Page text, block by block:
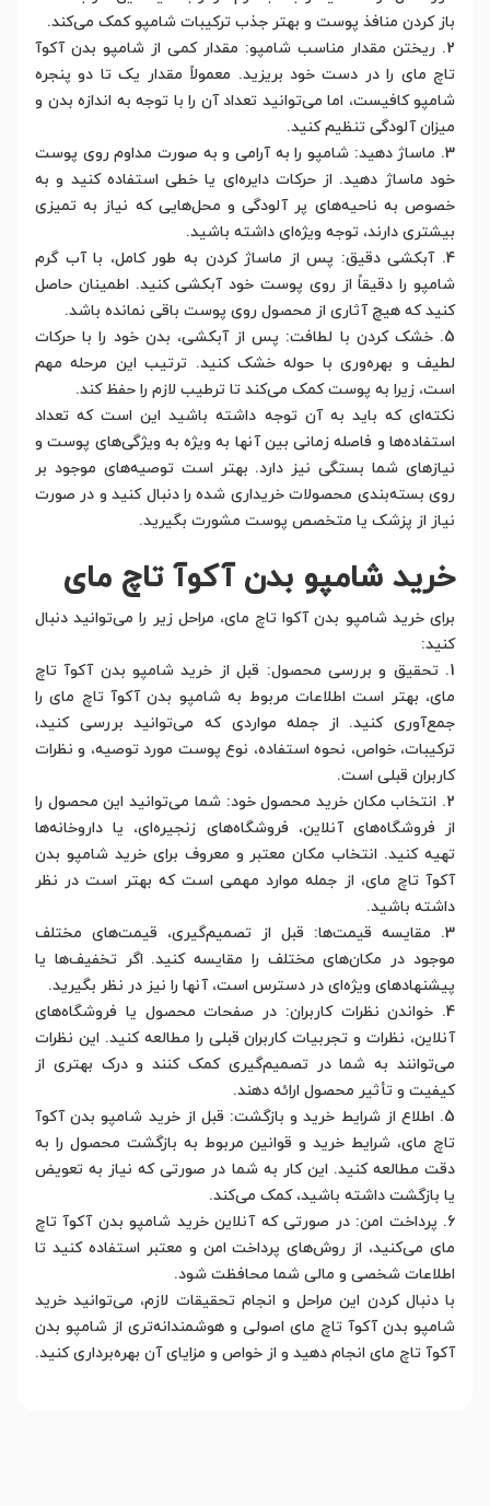
باز کردن منافذ پوست و بهتر جذب ترکیبات شامپو کمک می‌کند.
2. ریختن مقدار مناسب شامپو: مقدار کمی از شامپو بدن آکوآ
تاچ مای را در دست خود بریزید. معمولاً مقدار یک تا دو پنجره
شامپو کافیست، اما می‌توانید تعداد آن را با توجه به اندازه بدن و
میزان آلودگی تنظیم کنید.
3. ماساژ دهید: شامپو را به آرامی و به صورت مداوم روی پوست
خود ماساژ دهید. از حرکات دایره‌ای یا خطی استفاده کنید و به
خصوص به ناحیه‌های پر آلودگی و محل‌هایی که نیاز به تمیزی
بیشتری دارند، توجه ویژه‌ای داشته باشید.
4. آبکشی دقیق: پس از ماساژ کردن به طور کامل، با آب گرم
شامپو را دقیقاً از روی پوست خود آبکشی کنید. اطمینان حاصل
کنید که هیچ آثاری از محصول روی پوست باقی نمانده باشد.
5. خشک کردن با لطافت: پس از آبکشی، بدن خود را با حرکات
لطیف و بهره‌وری با حوله خشک کنید. ترتیب این مرحله مهم
است، زیرا به پوست کمک می‌کند تا ترطیب لازم را حفظ کند.
نکته‌ای که باید به آن توجه داشته باشید این است که تعداد
استفاده‌ها و فاصله زمانی بین آنها به ویژه به ویژگی‌های پوست و
نیازهای شما بستگی نیز دارد. بهتر است توصیه‌های موجود بر
روی بسته‌بندی محصولات خریداری شده را دنبال کنید و در صورت
نیاز از پزشک یا متخصص پوست مشورت بگیرید.
خرید شامپو بدن آکوآ تاچ مای
برای خرید شامپو بدن آکوا تاچ مای، مراحل زیر را می‌توانید دنبال
کنید:
1. تحقیق و بررسی محصول: قبل از خرید شامپو بدن آکوآ تاچ
مای، بهتر است اطلاعات مربوط به شامپو بدن آکوآ تاچ مای را
جمع‌آوری کنید. از جمله مواردی که می‌توانید بررسی کنید،
ترکیبات، خواص، نحوه استفاده، نوع پوست مورد توصیه، و نظرات
کاربران قبلی است.
2. انتخاب مکان خرید محصول خود: شما می‌توانید این محصول را
از فروشگاه‌های آنلاین، فروشگاه‌های زنجیره‌ای، یا داروخانه‌ها
تهیه کنید. انتخاب مکان معتبر و معروف برای خرید شامپو بدن
آکوآ تاچ مای، از جمله موارد مهمی است که بهتر است در نظر
داشته باشید.
3. مقایسه قیمت‌ها: قبل از تصمیم‌گیری، قیمت‌های مختلف
موجود در مکان‌های مختلف را مقایسه کنید. اگر تخفیف‌ها یا
پیشنهادهای ویژه‌ای در دسترس است، آنها را نیز در نظر بگیرید.
4. خواندن نظرات کاربران: در صفحات محصول یا فروشگاه‌های
آنلاین، نظرات و تجربیات کاربران قبلی را مطالعه کنید. این نظرات
می‌توانند به شما در تصمیم‌گیری کمک کنند و درک بهتری از
کیفیت و تأثیر محصول ارائه دهند.
5. اطلاع از شرایط خرید و بازگشت: قبل از خرید شامپو بدن آکوآ
تاچ مای، شرایط خرید و قوانین مربوط به بازگشت محصول را به
دقت مطالعه کنید. این کار به شما در صورتی که نیاز به تعویض
یا بازگشت داشته باشید، کمک می‌کند.
6. پرداخت امن: در صورتی که آنلاین خرید شامپو بدن آکوآ تاچ
مای می‌کنید، از روش‌های پرداخت امن و معتبر استفاده کنید تا
اطلاعات شخصی و مالی شما محافظت شود.
با دنبال کردن این مراحل و انجام تحقیقات لازم، می‌توانید خرید
شامپو بدن آکوآ تاچ مای اصولی و هوشمندانه‌تری از شامپو بدن
آکوآ تاچ مای انجام دهید و از خواص و مزایای آن بهره‌برداری کنید.